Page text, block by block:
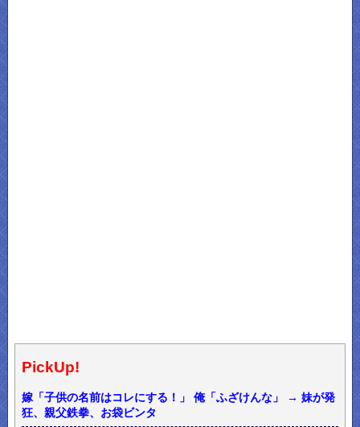
PickUp!
嫁「子供の名前はコレにする！」 俺「ふざけんな」 → 妹が発
狂、親父鉄拳、お袋ビンタ